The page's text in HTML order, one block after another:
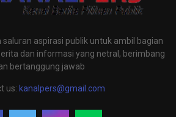
saluran aspirasi publik untuk ambil bagian
dan informasi yang netral, berimbang
bertanggung jawab
us: kanalpers@gmail.com